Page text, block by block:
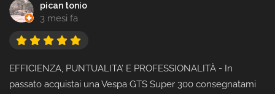
pican tonio
3 mesi fa
EFFICIENZA, PUNTUALITA’ E PROFESSIONALITÀ - In
passato acquistai una Vespa GTS Super 300 consegnatami